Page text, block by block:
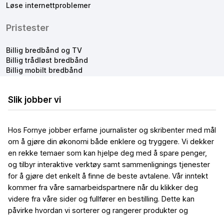
Løse internettproblemer
Pristester
Billig bredbånd og TV
Billig trådløst bredbånd
Billig mobilt bredbånd
Slik jobber vi
Hos Fornye jobber erfarne journalister og skribenter med mål
om å gjøre din økonomi både enklere og tryggere. Vi dekker
en rekke temaer som kan hjelpe deg med å spare penger,
og tilbyr interaktive verktøy samt sammenlignings tjenester
for å gjøre det enkelt å finne de beste avtalene. Vår inntekt
kommer fra våre samarbeidspartnere når du klikker deg
videre fra våre sider og fullfører en bestilling. Dette kan
påvirke hvordan vi sorterer og rangerer produkter og